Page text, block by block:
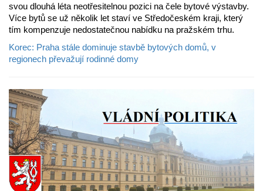
svou dlouhá léta neotřesitelnou pozici na čele bytové výstavby.
Více bytů se už několik let staví ve Středočeském kraji, který
tím kompenzuje nedostatečnou nabídku na pražském trhu.
Korec: Praha stále dominuje stavbě bytových domů, v
regionech převažují rodinné domy